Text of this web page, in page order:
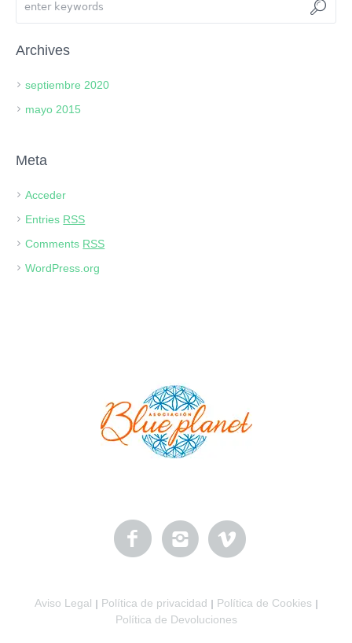
Archives
septiembre 2020
mayo 2015
Meta
Acceder
Entries RSS
Comments RSS
WordPress.org
Aviso Legal Política de privacidad Política de Cookies
Política de Devoluciones